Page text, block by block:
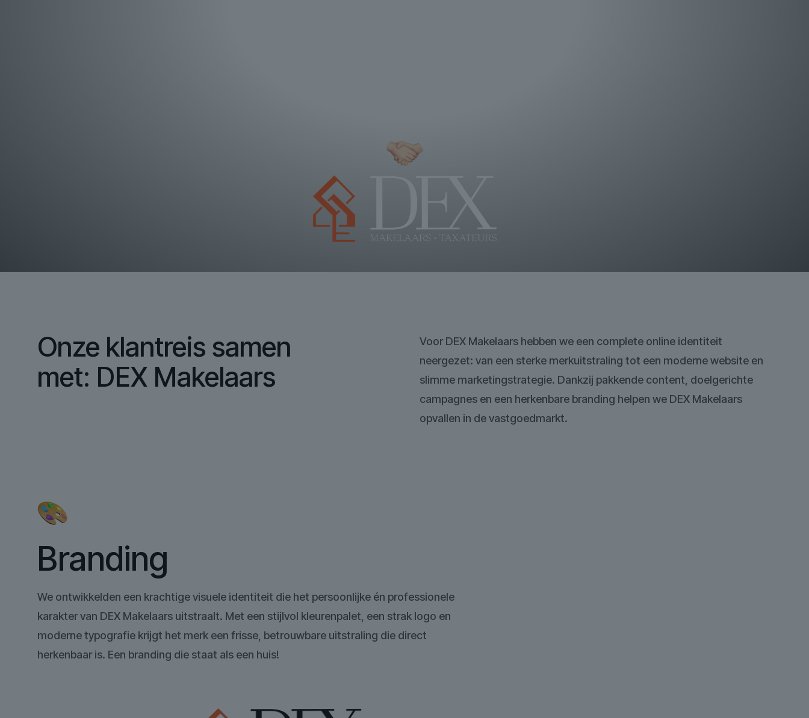
Onze klantreis samen
met: DEX Makelaars
Voor DEX Makelaars hebben we een complete online identiteit
neergezet: van een sterke merkuitstraling tot een moderne website en
slimme marketingstrategie. Dankzij pakkende content, doelgerichte
campagnes en een herkenbare branding helpen we DEX Makelaars
opvallen in de vastgoedmarkt.
Branding
We ontwikkelden een krachtige visuele identiteit die het persoonlijke én professionele
karakter van DEX Makelaars uitstraalt. Met een stijlvol kleurenpalet, een strak logo en
moderne typografie krijgt het merk een frisse, betrouwbare uitstraling die direct
herkenbaar is. Een branding die staat als een huis!